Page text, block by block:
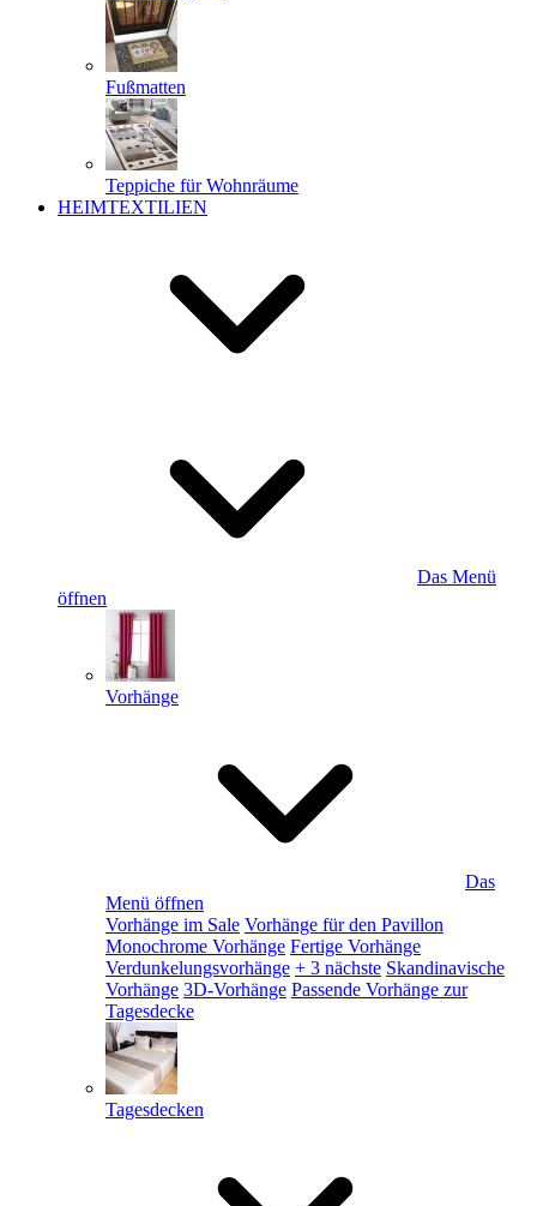
Fußmatten
Teppiche für Wohnräume
HEIMTEXTILIEN
Das Menü
öffnen
Vorhänge
Das
Menü öffnen
Vorhänge im Sale Vorhänge für den Pavillon
Monochrome Vorhänge Fertige Vorhänge
Verdunkelungsvorhänge + 3 nächste Skandinavische
Vorhänge 3D-Vorhänge Passende Vorhänge zur
Tagesdecke
Tagesdecken